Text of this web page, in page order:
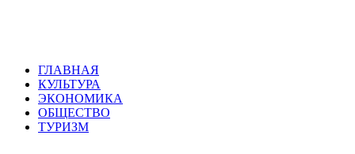
ГЛАВНАЯ
КУЛЬТУРА
ЭКОНОМИКА
ОБЩЕСТВО
ТУРИЗМ